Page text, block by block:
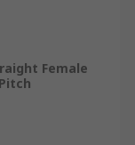
Female